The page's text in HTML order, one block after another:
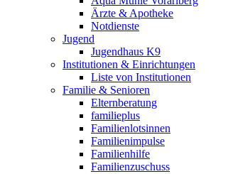
Ärzte & Apotheke
Notdienste
Jugend
Jugendhaus K9
Institutionen & Einrichtungen
Liste von Institutionen
Familie & Senioren
Elternberatung
familieplus
Familienlotsinnen
Familienimpulse
Familienhilfe
Familienzuschuss